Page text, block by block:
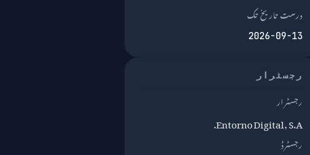
درست تاریخ تک
2026-09-13
رجسٹرار
رجسٹرار
Entorno Digital, S.A.
رجسٹرڈ